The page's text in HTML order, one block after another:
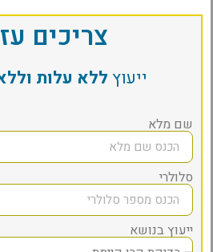
צריכים
ייעוץללא עלות
שם מלא
סלולרי
ייעוץ בנושא